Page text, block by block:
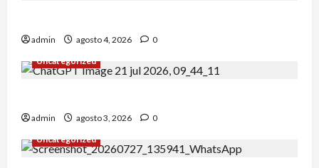
admin agosto 4, 2026
0
Uncategorized
admin agosto 3, 2026
0
Uncategorized